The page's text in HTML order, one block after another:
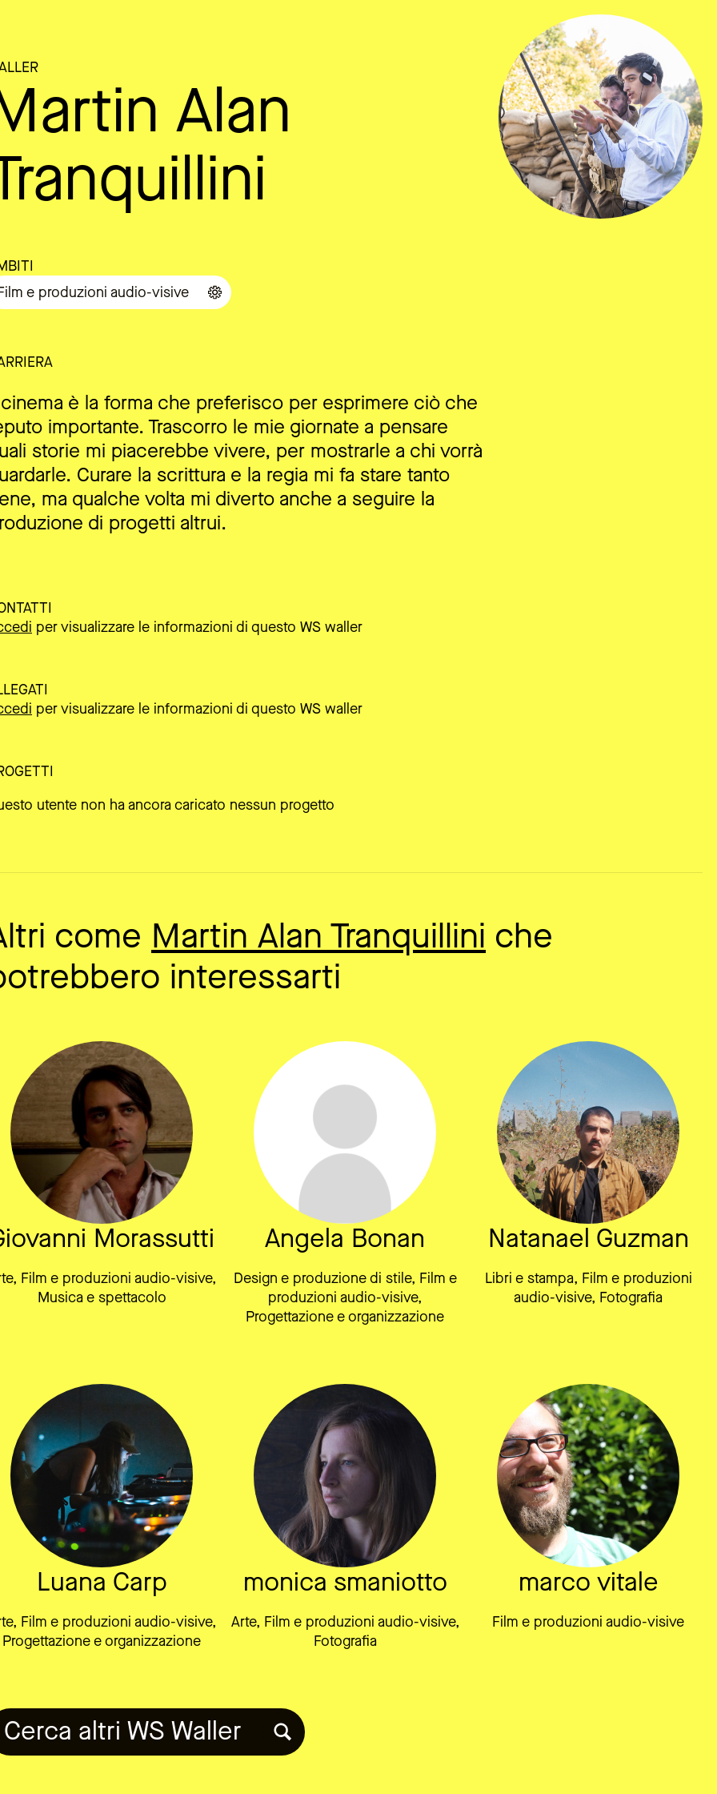
Alan
e produzioni audio-visive
è la forma che preferisco per esprimere ciò che
importante. Trascorro le mie giornate a pensare
storie mi piacerebbe vivere, per mostrarle a chi vorrà
Curare la scrittura e la regia mi fa stare tanto
ma qualche volta mi diverto anche a seguire la
di progetti altrui.
per visualizzare le informazioni di questo WS waller
per visualizzare le informazioni di questo WS waller
utente non ha ancora caricato nessun progetto
come Martin Alan Tranquillini che
interessarti
Morassutti
Film e produzioni audio-visive,
Musica e spettacolo
Angela Bonan
Design e produzione di stile, Film e
produzioni audio-visive,
Progettazione e organizzazione
Natanael Guzman
Libri e stampa, Film e produzioni
audio-visive, Fotografia
Luana Carp
Film e produzioni audio-visive,
Progettazione e organizzazione
monica smaniotto
Arte, Film e produzioni audio-visive,
Fotografia
marco vitale
Film e produzioni audio-visive
Cerca altri WS Waller